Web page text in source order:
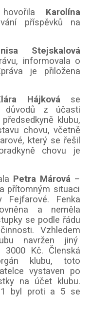
Karolína
příspěvků na
Stejskalová
informovala o
je přiložena
Hájkováse
důvodů z účasti
klubu,
chovu, včetně
který se řešil
chovu je
Petra Márová –
přítomným situaci
Fejfarové. Fenka
a neměla
se podle řádu
Vzhledem
navržen jiný
Kč. Členská
klubu, toto
vystaven po
na účet klubu.
1 byl proti a 5 se